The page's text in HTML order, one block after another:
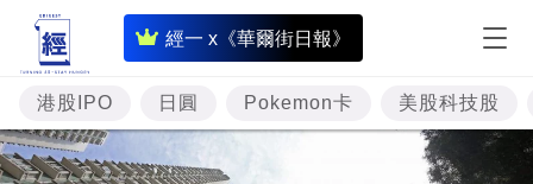
經一 x《華爾街日報》
即
時
財
經
專
港股IPO 日圓 Pokemon卡 美股科技股